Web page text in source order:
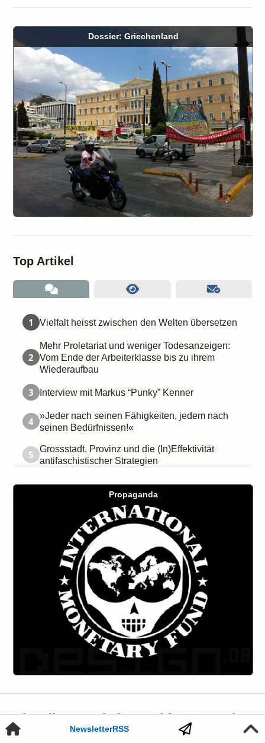
NewsletterRSS
Dossier: Griechenland
Top Artikel
1 Vielfalt heisst zwischen den Welten übersetzen
2
Mehr Proletariat und weniger Todesanzeigen:
Vom Ende der Arbeiterklasse bis zu ihrem
Wiederaufbau
3 Interview mit Markus “Punky” Kenner
4
»Jeder nach seinen Fähigkeiten, jedem nach
seinen Bedürfnissen!«
5
Grossstadt, Provinz und die (In)Effektivität
antifaschistischer Strategien
Propaganda
Aktueller Termin in Frankfurt am Main